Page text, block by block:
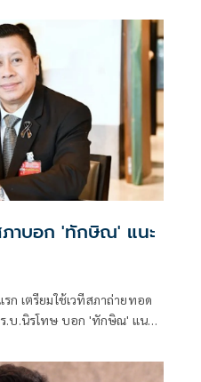
าบอก 'ทักษิณ' แนะ
ก เตรียมใช้เวทีสภาถ่ายทอด
.ร.บ.นิรโทษ บอก 'ทักษิณ' แนะ